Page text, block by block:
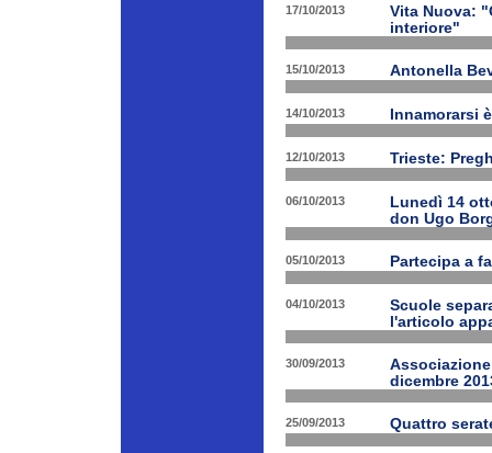
17/10/2013
Vita Nuova:
interiore"
15/10/2013 Antonella
14/10/2013 Innamorarsi
12/10/2013 Trieste:
06/10/2013
Lunedì 14
don Ugo
05/10/2013 Partecipa a
04/10/2013
Scuole
l'articolo
30/09/2013
dicembre
25/09/2013 Quattro